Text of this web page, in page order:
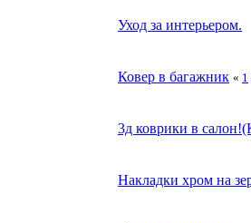
Уход за интерьером.
Ковер в багажник « 1
3д коврики в
Накладки хром на